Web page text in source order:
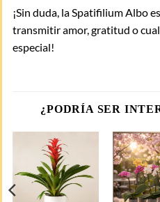
¡Sin duda, la Spatifilium Albo
transmitir amor, gratitud o
especial!
¿PODRÍA SER